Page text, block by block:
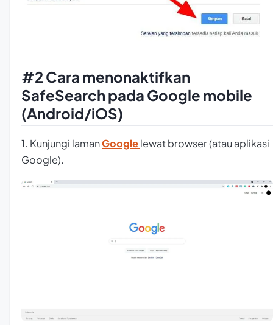
#2 Cara menonaktifkan
SafeSearch pada Google mobile
(Android/iOS)
1. Kunjungi lamanGooglelewat browser (atau aplikasi
Google).